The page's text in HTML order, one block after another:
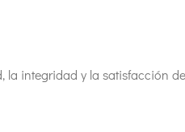
integridad y la satisfacción